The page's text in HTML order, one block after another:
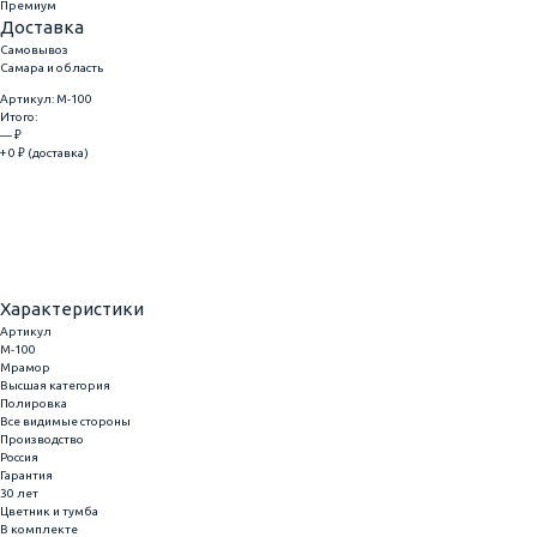
Премиум
Доставка
Самовывоз
Самара и область
Артикул: M-100
Итого:
— ₽
+ 0 ₽ (доставка)
Характеристики
Артикул
M-100
Мрамор
Высшая категория
Полировка
Все видимые стороны
Производство
Россия
Гарантия
30 лет
Цветник и тумба
В комплекте